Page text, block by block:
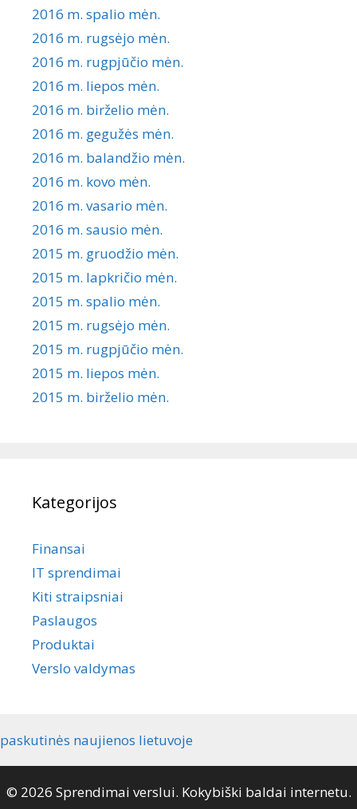
2016 m. spalio mėn.
2016 m. rugsėjo mėn.
2016 m. rugpjūčio mėn.
2016 m. liepos mėn.
2016 m. birželio mėn.
2016 m. gegužės mėn.
2016 m. balandžio mėn.
2016 m. kovo mėn.
2016 m. vasario mėn.
2016 m. sausio mėn.
2015 m. gruodžio mėn.
2015 m. lapkričio mėn.
2015 m. spalio mėn.
2015 m. rugsėjo mėn.
2015 m. rugpjūčio mėn.
2015 m. liepos mėn.
2015 m. birželio mėn.
Kategorijos
Finansai
IT sprendimai
Kiti straipsniai
Paslaugos
Produktai
Verslo valdymas
paskutinės naujienos lietuvoje
© 2026 Sprendimai verslui. Kokybiški baldai internetu.